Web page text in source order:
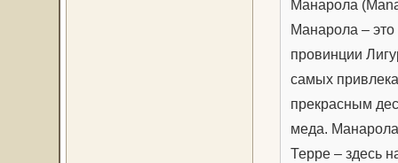
Манарола
Манарола –
провинции
самых
прекрасным
меда.
Терре – здесь